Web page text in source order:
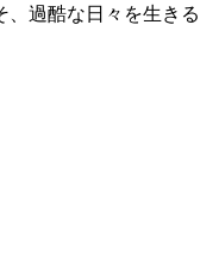
、過酷な日々を生きる